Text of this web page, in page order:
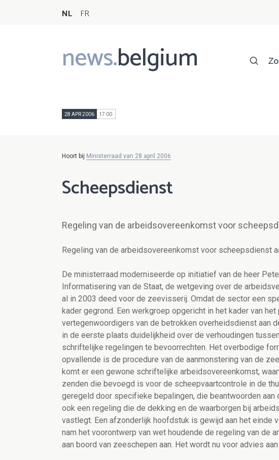
NL FR
news.belgium
Main
navigation
28 APR 2006 17:00
Hoort bij Ministerraad van 28 april 2006
Scheepsdienst
Regeling van de arbeidsovereenkomst voor
Regeling van de arbeidsovereenkomst voor scheepsdienst
De ministerraad moderniseerde op initiatief van de heer
Informatisering van de Staat, de wetgeving over de
al in 2003 deed voor de zeevisserij. Omdat de sector een
kader gegrond. Een werkgroep opgericht in het kader van
vertegenwoordigers van de betrokken overheidsdienst aan
in de eerste plaats duidelijkheid over de verhoudingen
schriftelijke regelingen te bevoorrechten. Het overbodige
opvallende is de procedure van de aanmonstering van de
komt er een gewone schriftelijke arbeidsovereenkomst,
zenden die bevoegd is voor de scheepvaartcontrole in de
geregeld door specifieke bepalingen, die beantwoorden aan
ook een regeling die de dekking en de waarborgen bij
vastlegt. Een afzonderlijk hoofdstuk is gewijd aan het einde
nam het voorontwerp van wet houdende de regeling van
aan boord van zeeschepen aan. Het wordt nu voor advies